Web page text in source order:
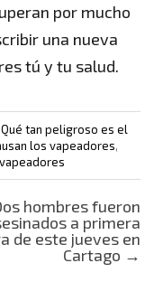
por mucho
una nueva
tú y tu salud.
Qué tan peligroso es el
los vapeadores,
hombres fueron
a primera
de este jueves en
Cartago →